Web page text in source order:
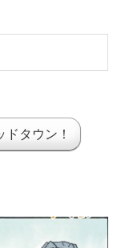
タウン！